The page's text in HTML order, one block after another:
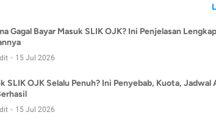
Gagal Bayar Masuk SLIK OJK? Ini Penjelasan
15 Jul 2026
SLIK OJK Selalu Penuh? Ini Penyebab, Kuota, Jadwal
15 Jul 2026